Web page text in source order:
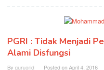
PGRI : Tidak Menjadi
Alami Disfungsi
By guruorid Posted onApril 4, 2016